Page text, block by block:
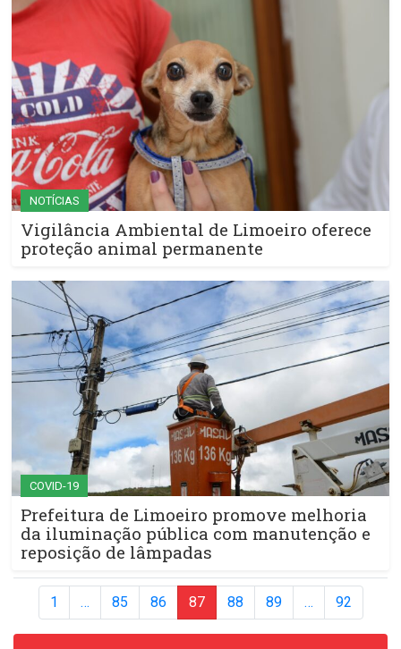
NOTÍCIAS
Vigilância Ambiental de Limoeiro oferece
proteção animal permanente
COVID-19
Prefeitura de Limoeiro promove melhoria
da iluminação pública com manutenção e
reposição de lâmpadas
1 … 85 86 87 88 89 … 92